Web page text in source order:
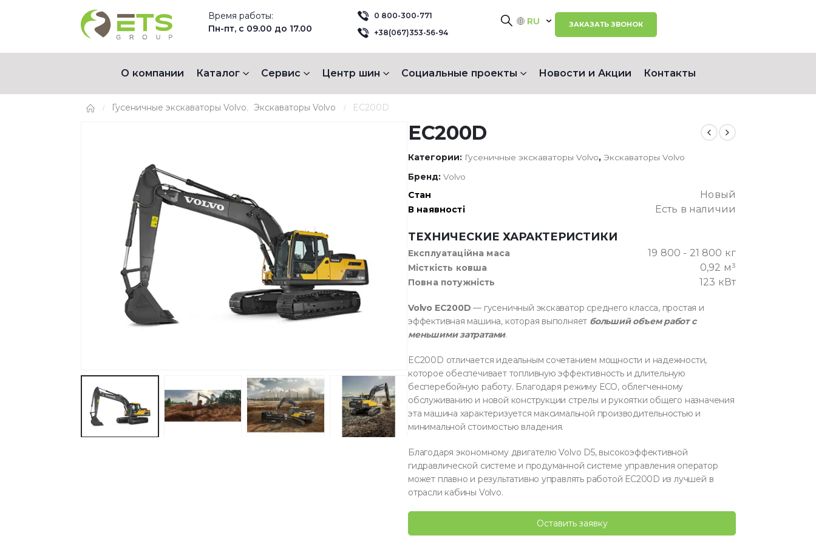
Время работы:
Пн-пт, с 09.00 до 17.00
0 800-300-771
+38(067)353-56-94
RU ЗАКАЗАТЬ ЗВОНОК
О компании Каталог Сервис Центр шин Социальные проекты Новости и Акции Контакты
Гусеничные экскаваторы Volvo, Экскаваторы Volvo EC200D
EC200D
Категории: Гусеничные экскаваторы Volvo, Экскаваторы Volvo
Бренд: Volvo
Стан Новый
В наявності Есть в наличии
ТЕХНИЧЕСКИЕ ХАРАКТЕРИСТИКИ
Експлуатаційна маса 19 800 - 21 800 кг
Місткість ковша 0,92 м³
Повна потужність 123 кВт
Volvo EC200D — гусеничный экскаватор среднего класса, простая и
эффективная машина, которая выполняет больший объем работ с
меньшими затратами.
EC200D отличается идеальным сочетанием мощности и надежности,
которое обеспечивает топливную эффективность и длительную
бесперебойную работу. Благодаря режиму ЕСО, облегченному
обслуживанию и новой конструкции стрелы и рукоятки общего назначения
эта машина характеризуется максимальной производительностью и
минимальной стоимостью владения.
Благодаря экономному двигателю Volvo D5, высокоэффективной
гидравлической системе и продуманной системе управления оператор
может плавно и результативно управлять работой ЕС200D из лучшей в
отрасли кабины Volvo.
Оставить заявку